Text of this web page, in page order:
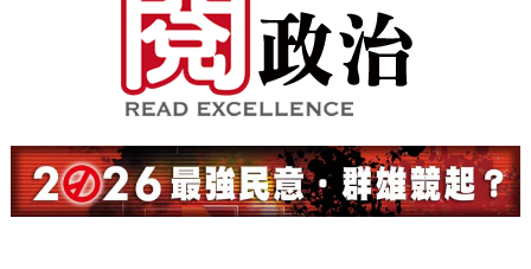
閱政治 Read Gov News
題，也要專業評論，閱政治與多元的政治評論家與專欄作家邀稿合作，
讓讀者有最多元和專業的選擇。